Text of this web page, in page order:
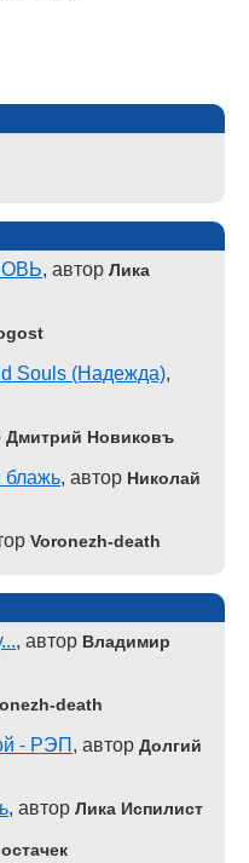
, автор Лика
Souls (Надежда),
Дмитрий Новиковъ
блажь, автор Николай
Voronezh-death
, автор Владимир
death
- РЭП , автор Долгий
, автор Лика Испилист